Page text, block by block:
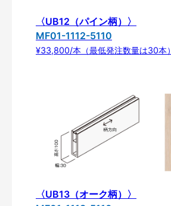
〈UB12（パイン柄）〉
MF01-1112-5110
¥33,800/本（最低発注数量は30本）
〈UB13（オーク柄）〉